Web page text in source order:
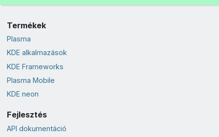
Termékek
Plasma
KDE alkalmazások
KDE Frameworks
Plasma Mobile
KDE neon
Fejlesztés
API dokumentáció